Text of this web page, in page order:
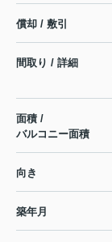
償却 / 敷引
間取り / 詳細
面積 /
バルコニー面積
向き
築年月